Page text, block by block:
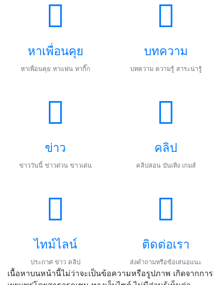
หาเพื่อนคุย
หาเพื่อนคุย หาแฟน หากิ๊ก
บทความ
บทความ ความรู้ สาระน่ารู้
ข่าว
ข่าววันนี้ ข่าวด่วน ข่าวเด่น
คลิป
คลิปสอน บันเทิง เกมส์
ไทม์ไลน์
ประกาศ ข่าว คลิป
ติดต่อเรา
ส่งคำถามหรือข้อเสนอแนะ
เนื้อหาบนหน้านี้ไม่ว่าจะเป็นข้อความหรือรูปภาพ เกิดจากการ